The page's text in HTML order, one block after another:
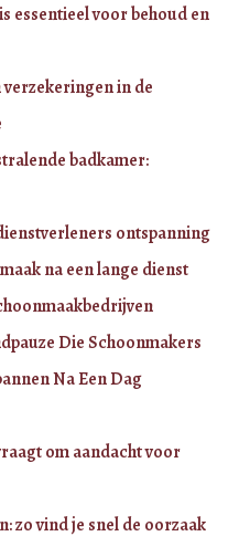
essentieel voor behoud en
in de
badkamer:
ontspanning
na een lange dienst
Die Schoonmakers
Na Een Dag
om aandacht voor
zo vind je snel de oorzaak